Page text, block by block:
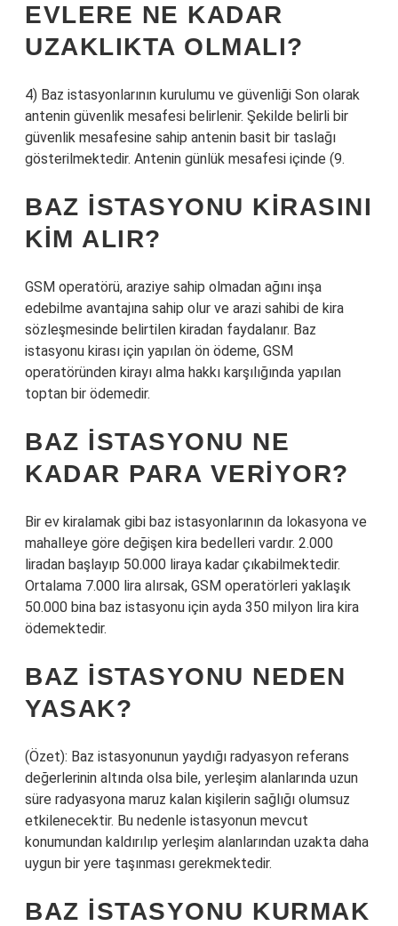
EVLERE NE KADAR
UZAKLIKTA OLMALI?
4) Baz istasyonlarının kurulumu ve güvenliği Son olarak
antenin güvenlik mesafesi belirlenir. Şekilde belirli bir
güvenlik mesafesine sahip antenin basit bir taslağı
gösterilmektedir. Antenin günlük mesafesi içinde (9.
BAZ ISTASYONU KIRASINI
KIM ALIR?
GSM operatörü, araziye sahip olmadan ağını inşa
edebilme avantajına sahip olur ve arazi sahibi de kira
sözleşmesinde belirtilen kiradan faydalanır. Baz
istasyonu kirası için yapılan ön ödeme, GSM
operatöründen kirayı alma hakkı karşılığında yapılan
toptan bir ödemedir.
BAZ ISTASYONU NE
KADAR PARA VERIYOR?
Bir ev kiralamak gibi baz istasyonlarının da lokasyona ve
mahalleye göre değişen kira bedelleri vardır. 2.000
liradan başlayıp 50.000 liraya kadar çıkabilmektedir.
Ortalama 7.000 lira alırsak, GSM operatörleri yaklaşık
50.000 bina baz istasyonu için ayda 350 milyon lira kira
ödemektedir.
BAZ ISTASYONU NEDEN
YASAK?
(Özet): Baz istasyonunun yaydığı radyasyon referans
değerlerinin altında olsa bile, yerleşim alanlarında uzun
süre radyasyona maruz kalan kişilerin sağlığı olumsuz
etkilenecektir. Bu nedenle istasyonun mevcut
konumundan kaldırılıp yerleşim alanlarından uzakta daha
uygun bir yere taşınması gerekmektedir.
BAZ ISTASYONU KURMAK